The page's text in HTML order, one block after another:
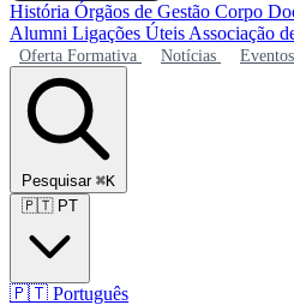
História Órgãos de Gestão Corpo
Alumni Ligações Úteis Associação
Oferta Formativa Notícias Eventos
Pesquisar ⌘K
🇵🇹 PT
🇵🇹 Português